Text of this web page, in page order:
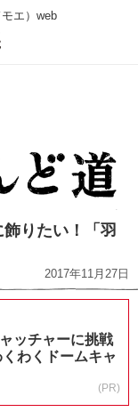
エ）web
りたい！「羽
2017年11月27日
ッチャーに挑戦
わくドームキャ
(PR)